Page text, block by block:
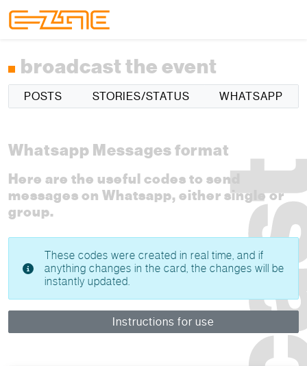
broadcast the event
POSTS STORIES/STATUS WHATSAPP
Whatsapp Messages format
Here are the useful codes to send
messages on Whatsapp, either single or
group.
These codes were created in real time, and if
anything changes in the card, the changes will be
instantly updated.
Instructions for use